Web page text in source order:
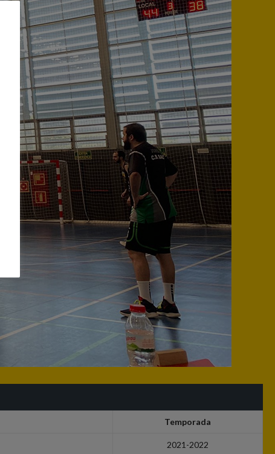
Temporada
2021-2022